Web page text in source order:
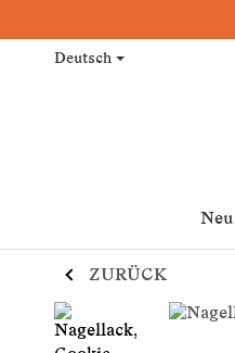
Deutsch
ZURÜCK